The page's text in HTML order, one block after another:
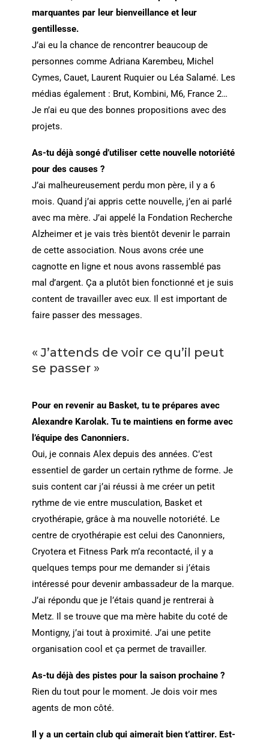
marquantes par leur bienveillance et leur
gentillesse.
J’ai eu la chance de rencontrer beaucoup de
personnes comme Adriana Karembeu, Michel
Cymes, Cauet, Laurent Ruquier ou Léa Salamé. Les
médias également : Brut, Kombini, M6, France 2…
Je n’ai eu que des bonnes propositions avec des
projets.
As-tu déjà songé d’utiliser cette nouvelle notoriété
pour des causes ?
J’ai malheureusement perdu mon père, il y a 6
mois. Quand j’ai appris cette nouvelle, j’en ai parlé
avec ma mère. J’ai appelé la Fondation Recherche
Alzheimer et je vais très bientôt devenir le parrain
de cette association. Nous avons crée une
cagnotte en ligne et nous avons rassemblé pas
mal d’argent. Ça a plutôt bien fonctionné et je suis
content de travailler avec eux. Il est important de
faire passer des messages.
« J’attends de voir ce qu’il peut
se passer »
Pour en revenir au Basket, tu te prépares avec
Alexandre Karolak. Tu te maintiens en forme avec
l’équipe des Canonniers.
Oui, je connais Alex depuis des années. C’est
essentiel de garder un certain rythme de forme. Je
suis content car j’ai réussi à me créer un petit
rythme de vie entre musculation, Basket et
cryothérapie, grâce à ma nouvelle notoriété. Le
centre de cryothérapie est celui des Canonniers,
Cryotera et Fitness Park m’a recontacté, il y a
quelques temps pour me demander si j’étais
intéressé pour devenir ambassadeur de la marque.
J’ai répondu que je l’étais quand je rentrerai à
Metz. Il se trouve que ma mère habite du coté de
Montigny, j’ai tout à proximité. J’ai une petite
organisation cool et ça permet de travailler.
As-tu déjà des pistes pour la saison prochaine ?
Rien du tout pour le moment. Je dois voir mes
agents de mon côté.
Il y a un certain club qui aimerait bien t’attirer. Est-